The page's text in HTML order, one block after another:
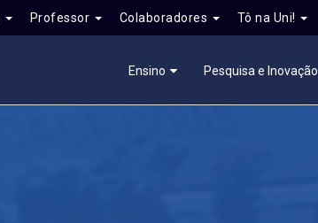
Professor Colaboradores Tô na Uni!
Ensino Pesquisa e Inovação